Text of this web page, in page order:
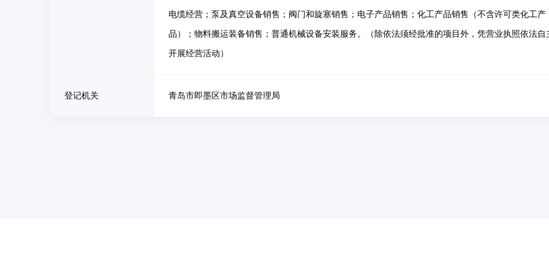
电缆经营；泵及真空设备销售；阀门和旋塞销售；电子产品销售；化工产品销售（不含许可类化工产
品）；物料搬运装备销售；普通机械设备安装服务。（除依法须经批准的项目外，凭营业执照依法自
开展经营活动）
登记机关 青岛市即墨区市场监督管理局